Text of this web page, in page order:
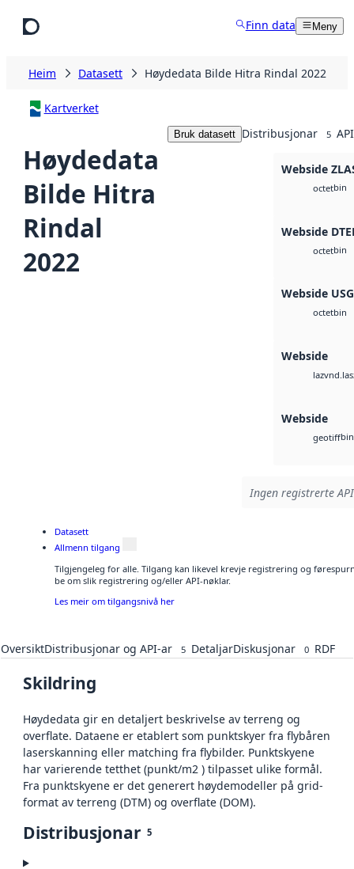
Finn data Meny
Heim Datasett Høydedata Bilde Hitra Rindal 2022
Kartverket
Høydedata
Bilde Hitra
Rindal
2022
Bruk datasett Distribusjonar 5
Webside
octetbin
Webside
octetbin
Webside
octetbin
Webside
laz
Webside
geotiffbin
Ingen registrerte
Datasett
Allmenn tilgang
Tilgjengeleg for alle. Tilgang kan likevel krevje registrering og
be om slik registrering og/eller API-nøklar.
Les meir om tilgangsnivå her
OversiktDistribusjonar og API-ar 5 DetaljarDiskusjonar 0 RDF
Skildring
Høydedata gir en detaljert beskrivelse av terreng og
overflate. Dataene er etablert som punktskyer fra flybåren
laserskanning eller matching fra flybilder. Punktskyene
har varierende tetthet (punkt/m2 ) tilpasset ulike formål.
Fra punktskyene er det generert høydemodeller på grid-
format av terreng (DTM) og overflate (DOM).
Distribusjonar 5